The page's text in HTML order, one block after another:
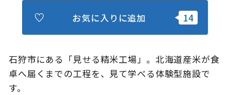
さっぽろ圏e旅ギフト
お気に入り 事業者の皆さまへ
石狩市にある「見せる精米工場」。北海道産米が食
卓へ届くまでの工程を、見て学べる体験型施設で
す。
お気に入りに追加